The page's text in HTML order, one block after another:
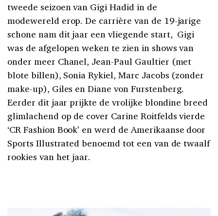
tweede seizoen van Gigi Hadid in de
modewereld erop. De carrière van de 19-jarige
schone nam dit jaar een vliegende start, Gigi
was de afgelopen weken te zien in shows van
onder meer Chanel, Jean-Paul Gaultier (met
blote billen), Sonia Rykiel, Marc Jacobs (zonder
make-up), Giles en Diane von Furstenberg.
Eerder dit jaar prijkte de vrolijke blondine breed
glimlachend op de cover Carine Roitfelds vierde
‘CR Fashion Book’ en werd de Amerikaanse door
Sports Illustrated benoemd tot een van de twaalf
rookies van het jaar.